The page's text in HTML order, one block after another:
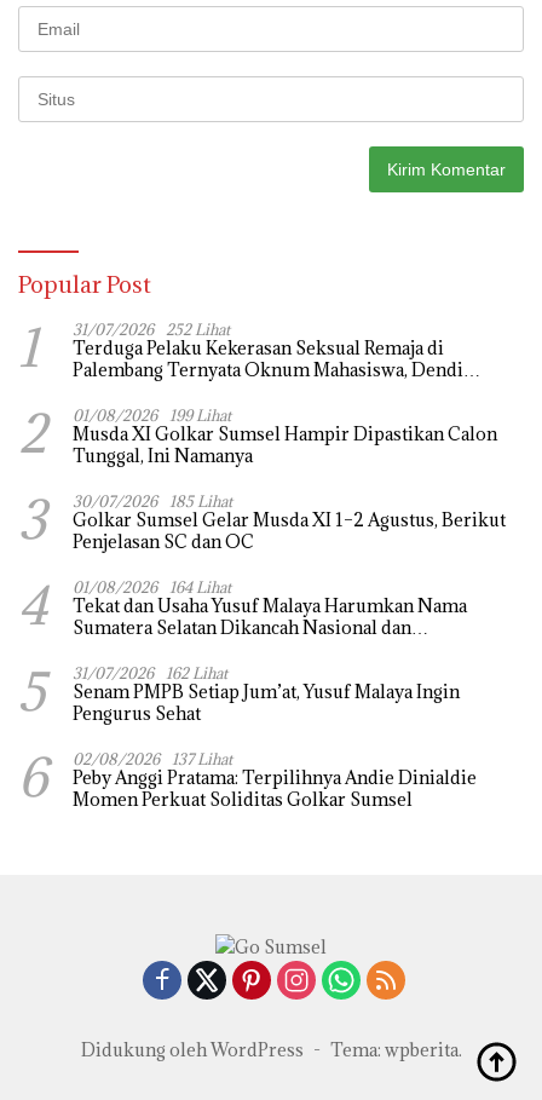
Popular Post
1 31/07/2026 252 Lihat
Terduga Pelaku Kekerasan Seksual Remaja di
Palembang Ternyata Oknum Mahasiswa, Dendi
2 01/08/2026 199 Lihat
Musda XI Golkar Sumsel Hampir Dipastikan Calon
Tunggal, Ini Namanya
3 30/07/2026 185 Lihat
Golkar Sumsel Gelar Musda XI 1–2 Agustus, Berikut
Penjelasan SC dan OC
4 01/08/2026 164 Lihat
Tekat dan Usaha Yusuf Malaya Harumkan Nama
Sumatera Selatan Dikancah Nasional dan
5 31/07/2026 162 Lihat
Senam PMPB Setiap Jum’at, Yusuf Malaya Ingin
Pengurus Sehat
6 02/08/2026 137 Lihat
Peby Anggi Pratama: Terpilihnya Andie Dinialdie
Momen Perkuat Soliditas Golkar Sumsel
Didukung oleh WordPress - Tema: wpberita.